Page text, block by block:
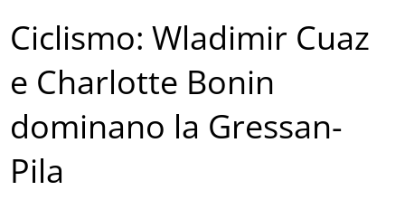
Ciclismo: Wladimir Cuaz
e Charlotte Bonin
dominano la Gressan-
Pila